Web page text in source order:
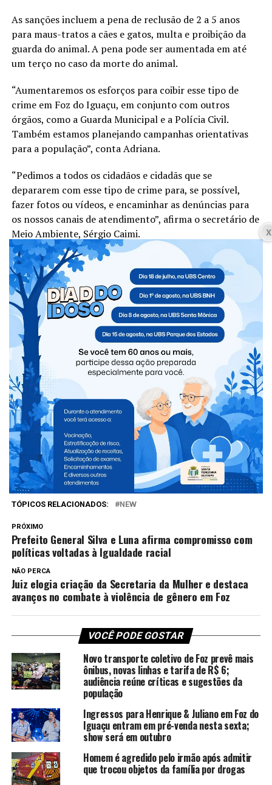
As sanções incluem a pena de reclusão de 2 a 5 anos
para maus-tratos a cães e gatos, multa e proibição da
guarda do animal. A pena pode ser aumentada em até
um terço no caso da morte do animal.
“Aumentaremos os esforços para coibir esse tipo de
crime em Foz do Iguaçu, em conjunto com outros
órgãos, como a Guarda Municipal e a Polícia Civil.
Também estamos planejando campanhas orientativas
para a população”, conta Adriana.
“Pedimos a todos os cidadãos e cidadãs que se
depararem com esse tipo de crime para, se possível,
fazer fotos ou vídeos, e encaminhar as denúncias para
os nossos canais de atendimento”, afirma o secretário de
Meio Ambiente, Sérgio Caimi.
As denúncias podem ser feitas pelo telefone 156, pelo
aplicativo ou site eOuve, pelo telefone 153 da Guarda
Municipal ou, ainda, pelo Whatsapp da DIBA (45) 99907-
3450 . Também podem ser encaminhadas à Polícia Civil,
pelo número 181.
FacebookTwitterWhatsAppMessenger
Telegram
Compartilhe isso
TÓPICOS RELACIONADOS: NEW
PRÓXIMO
Prefeito General Silva e Luna afirma compromisso com
políticas voltadas à Igualdade racial
NÃO PERCA
Juiz elogia criação da Secretaria da Mulher e destaca
avanços no combate à violência de gênero em Foz
VOCÊ PODE GOSTAR
Novo transporte coletivo de Foz prevê mais
ônibus, novas linhas e tarifa de R$ 6;
audiência reúne críticas e sugestões da
população
Ingressos para Henrique & Juliano em Foz do
Iguaçu entram em pré-venda nesta sexta;
show será em outubro
Homem é agredido pelo irmão após admitir
que trocou objetos da família por drogas